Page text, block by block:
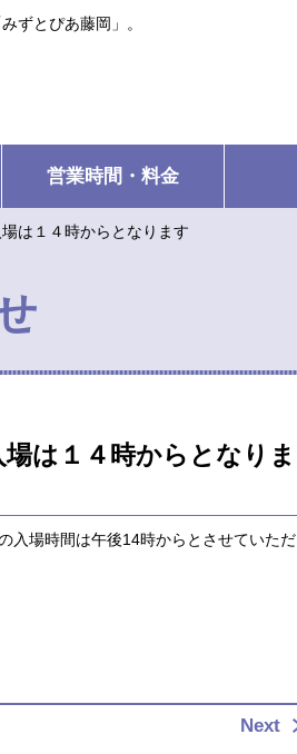
ずとぴあ藤岡」。
営業時間・料金
は１４時からとなります
は１４時からとなりま
入場時間は午後14時からとさせていただ
Next